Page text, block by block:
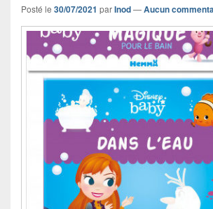
Posté le 30/07/2021 parInod—Aucun